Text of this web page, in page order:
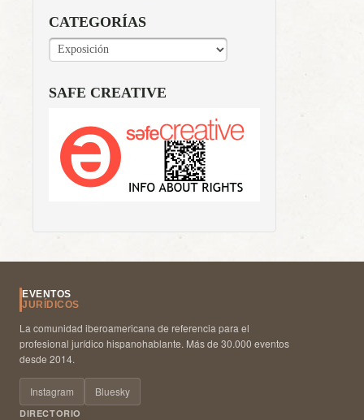
CATEGORÍAS
CATEGORÍAS
SAFE CREATIVE
EVENTOS
JURÍDICOS
La comunidad iberoamericana de referencia para el
profesional jurídico hispanohablante. Más de 30.000 eventos
desde 2014.
Instagram Bluesky
DIRECTORIO